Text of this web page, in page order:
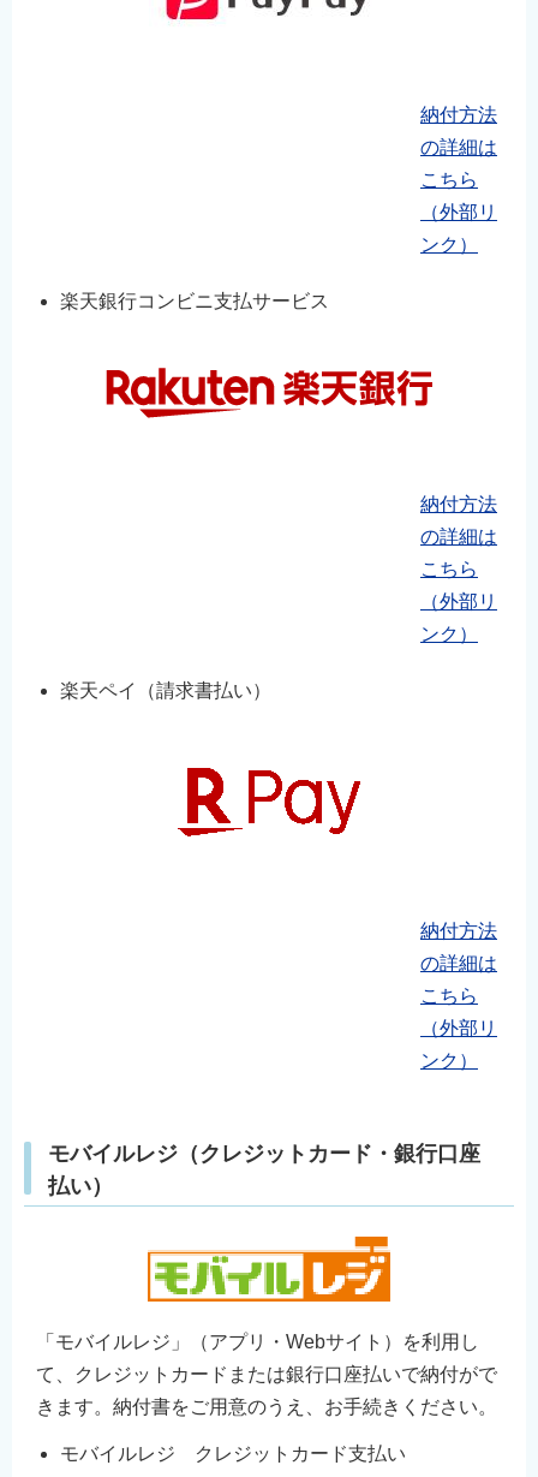
納付方法
の詳細は
こちら
（外部リ
ンク）
楽天銀行コンビニ支払サービス
納付方法
の詳細は
こちら
（外部リ
ンク）
楽天ペイ（請求書払い）
納付方法
の詳細は
こちら
（外部リ
ンク）
モバイルレジ（クレジットカード・銀行口座
払い）
「モバイルレジ」（アプリ・Webサイト）を利用し
て、クレジットカードまたは銀行口座払いで納付がで
きます。納付書をご用意のうえ、お手続きください。
モバイルレジ クレジットカード支払い